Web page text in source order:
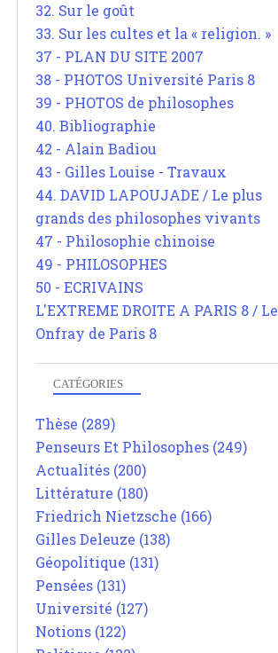
32. Sur le goût
33. Sur les cultes et la « religion. »
37 - PLAN DU SITE 2007
38 - PHOTOS Université Paris 8
39 - PHOTOS de philosophes
40. Bibliographie
42 - Alain Badiou
43 - Gilles Louise - Travaux
44. DAVID LAPOUJADE / Le plus
grands des philosophes vivants
47 - Philosophie chinoise
49 - PHILOSOPHES
50 - ECRIVAINS
L'EXTREME DROITE A PARIS 8 / Le
Onfray de Paris 8
CATÉGORIES
Thèse (289)
Penseurs Et Philosophes (249)
Actualités (200)
Littérature (180)
Friedrich Nietzsche (166)
Gilles Deleuze (138)
Géopolitique (131)
Pensées (131)
Université (127)
Notions (122)